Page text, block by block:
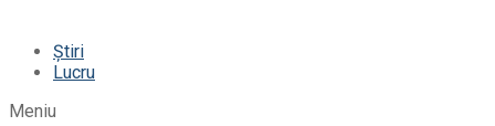
Știri
Lucru
Meniu